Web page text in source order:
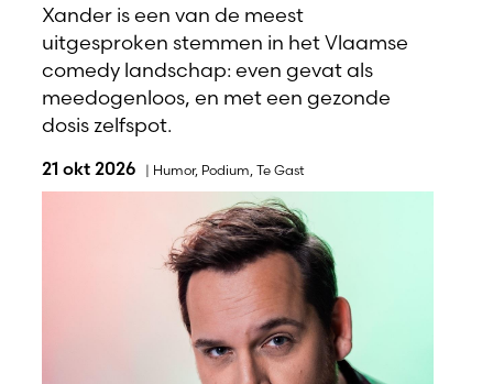
Xander is een van de meest
uitgesproken stemmen in het Vlaamse
comedy landschap: even gevat als
meedogenloos, en met een gezonde
dosis zelfspot.
21 okt 2026 | Humor, Podium Te Gast